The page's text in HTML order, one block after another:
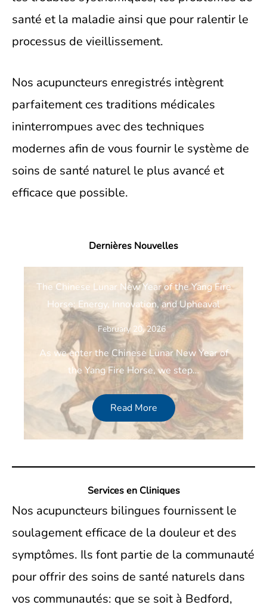
santé et la maladie ainsi que pour ralentir le
processus de vieillissement.
Nos acupuncteurs enregistrés intègrent
parfaitement ces traditions médicales
ininterrompues avec des techniques
modernes afin de vous fournir le système de
soins de santé naturel le plus avancé et
efficace que possible.
Dernières Nouvelles
The Chinese Lunar New Year of the Yang Fire
Horse: Energy, Innovation, and Upheaval
February 20, 2026
As we enter the Chinese Lunar New Year of
the Yang Fire Horse, we step…
Read More
Services en Cliniques
Nos acupuncteurs bilingues fournissent le
soulagement efficace de la douleur et des
symptômes. Ils font partie de la communauté
pour offrir des soins de santé naturels dans
vos communautés: que se soit à Bedford,